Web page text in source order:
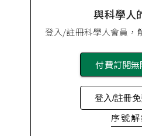
與科學人
登入/註冊科學人會員，
付費訂閱
登入/註冊
序號解